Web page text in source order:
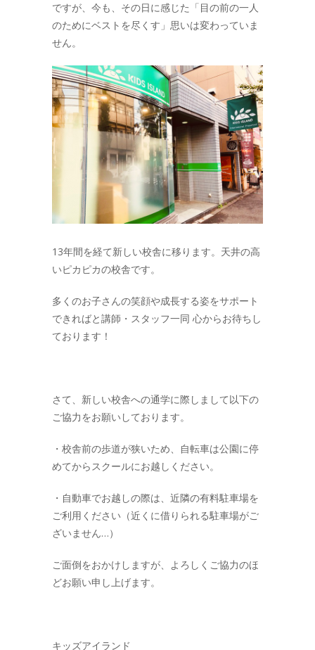
ですが、今も、その日に感じた「目の前の一人
のためにベストを尽くす」思いは変わっていま
せん。
13年間を経て新しい校舎に移ります。天井の高
いピカピカの校舎です。
多くのお子さんの笑顔や成長する姿をサポート
できればと講師・スタッフ一同 心からお待ちし
ております！
さて、新しい校舎への通学に際しまして以下の
ご協力をお願いしております。
・校舎前の歩道が狭いため、自転車は公園に停
めてからスクールにお越しください。
・自動車でお越しの際は、近隣の有料駐車場を
ご利用ください（近くに借りられる駐車場がご
ざいません…）
ご面倒をおかけしますが、よろしくご協力のほ
どお願い申し上げます。
キッズアイランド